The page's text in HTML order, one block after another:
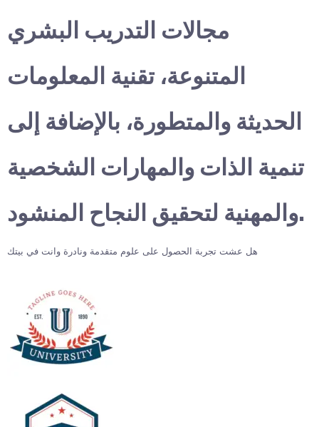
مجالات التدريب البشري
المتنوعة، تقنية المعلومات
الحديثة والمتطورة، بالإضافة إلى
تنمية الذات والمهارات الشخصية
والمهنية لتحقيق النجاح المنشود.
هل عشت تجربة الحصول على علوم متقدمة ونادرة وانت في بيتك